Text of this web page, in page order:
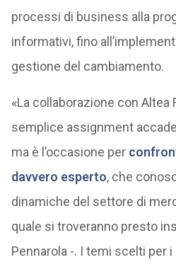
processi di business alla
informativi, fino
gestione del cambiamento.
«La collaborazione con Altea
semplice assignment
ma è l’occasione per
davvero esperto, che
dinamiche del settore di
quale si troveranno presto
Pennarola -. I temi scelti per